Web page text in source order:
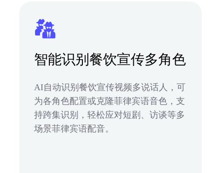
智能识别餐饮宣传多角色
AI自动识别餐饮宣传视频多说话人，可
为各角色配置或克隆菲律宾语音色，支
持跨集识别，轻松应对短剧、访谈等多
场景菲律宾语配音。